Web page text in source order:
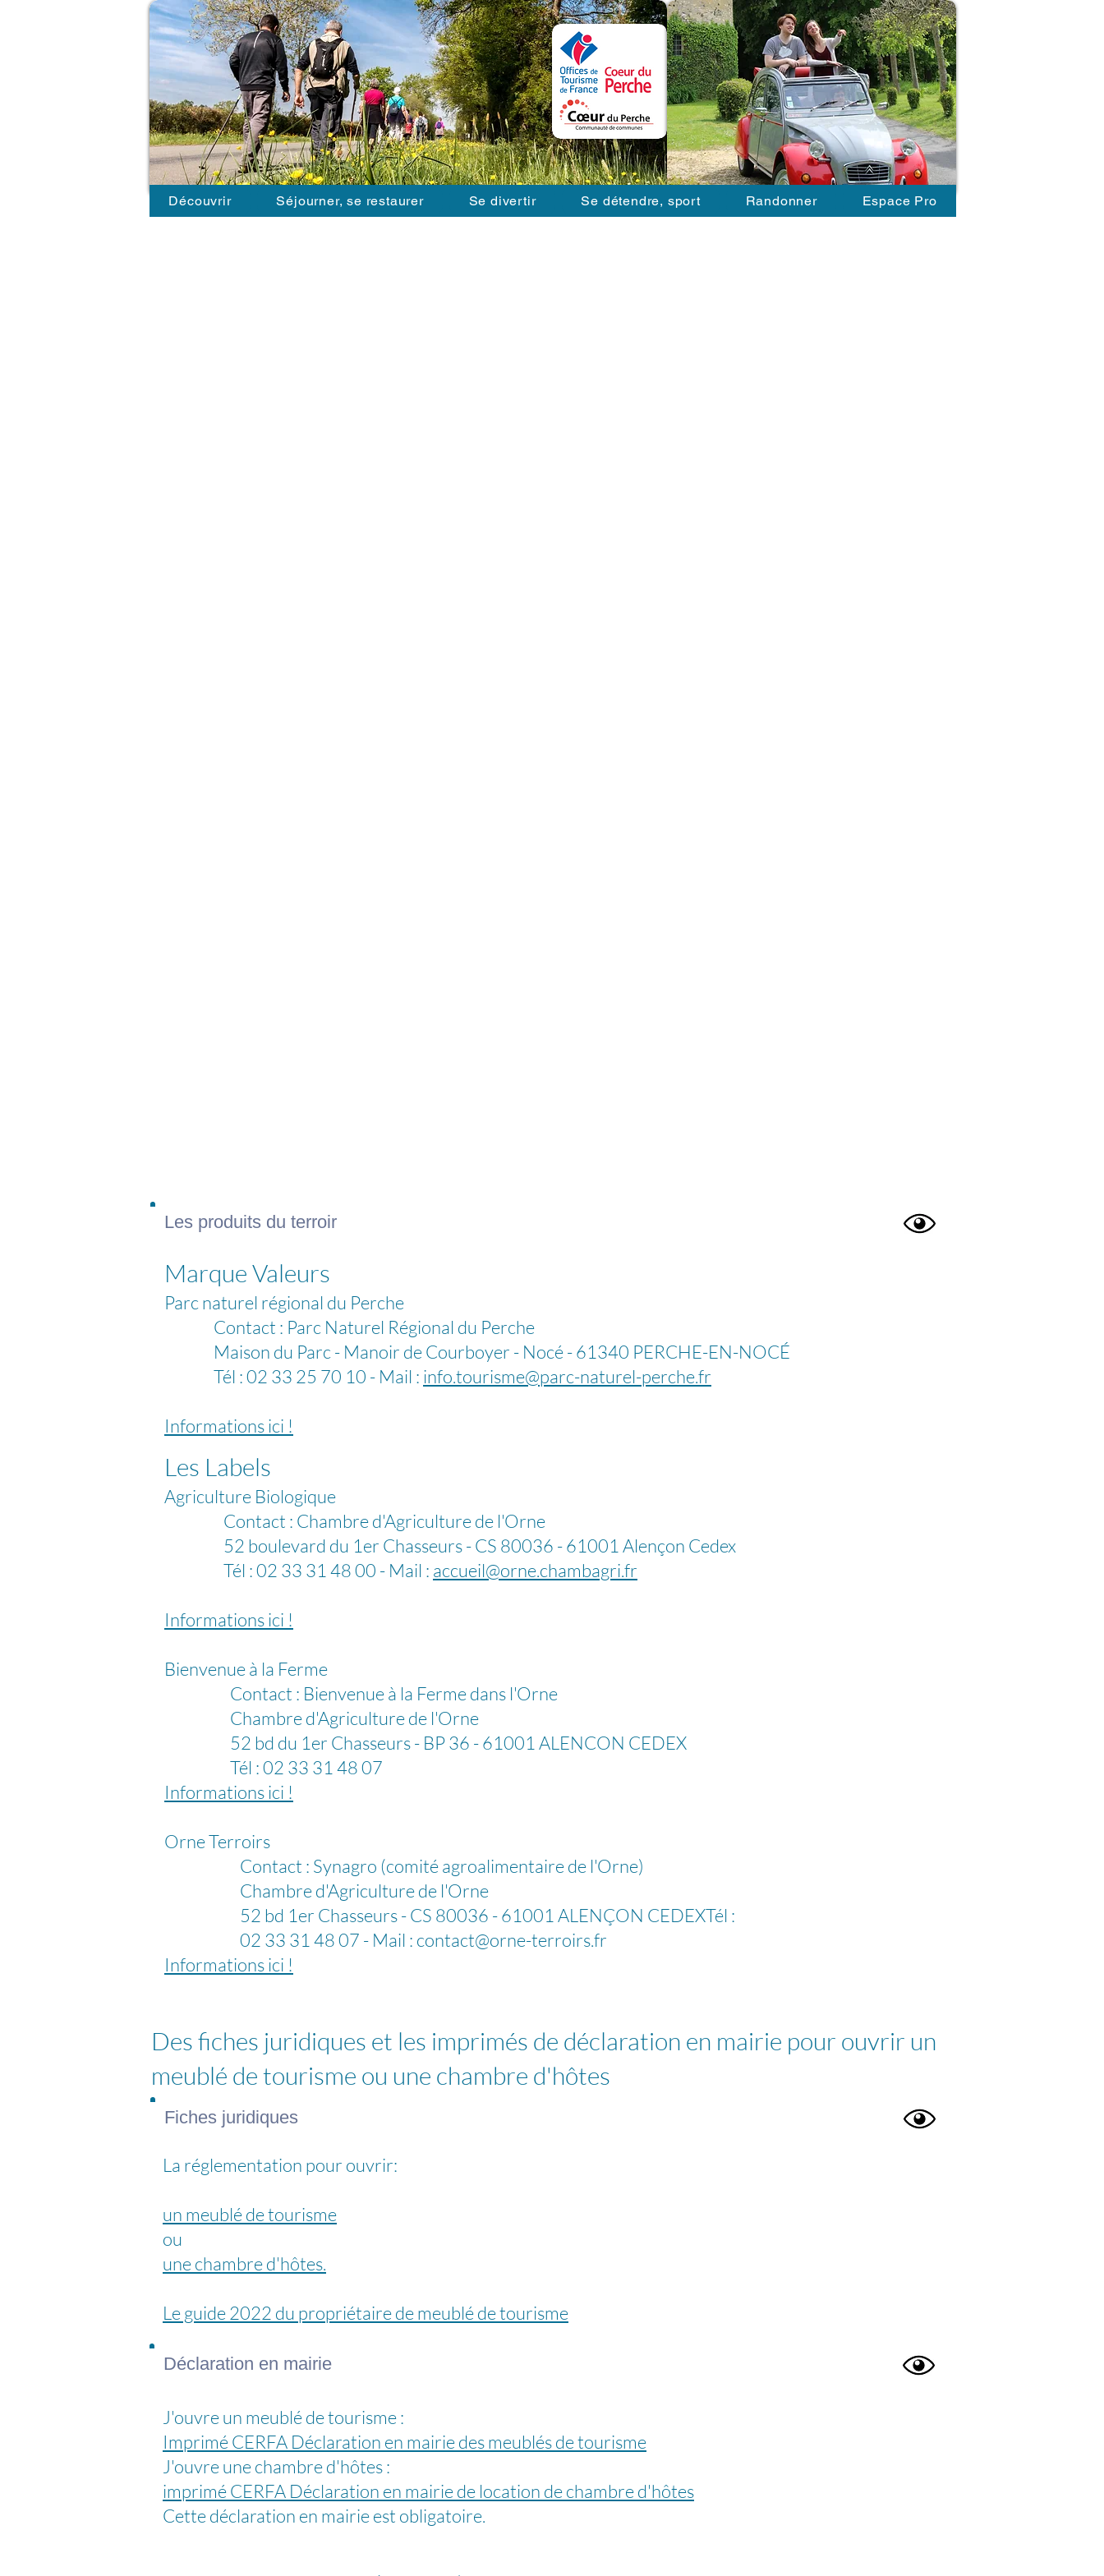
Les produits du terroir
Marque Valeurs
Parc naturel régional du Perche
Contact : Parc Naturel Régional du Perche
Maison du Parc - Manoir de Courboyer - Nocé - 61340 PERCHE-EN-NOCÉ
Tél : 02 33 25 70 10 - Mail : info.tourisme@parc-naturel-perche.fr
Informations ici !
Les Labels
Agriculture Biologique
Contact : Chambre d'Agriculture de l'Orne
52 boulevard du 1er Chasseurs - CS 80036 - 61001 Alençon Cedex
Tél : 02 33 31 48 00 - Mail : accueil@orne.chambagri.fr
Informations ici !
Bienvenue à la Ferme
Contact : Bienvenue à la Ferme dans l'Orne
Chambre d'Agriculture de l'Orne
52 bd du 1er Chasseurs - BP 36 - 61001 ALENCON CEDEX
Tél : 02 33 31 48 07
Informations ici !
Orne Terroirs
Contact : Synagro (comité agroalimentaire de l'Orne)
Chambre d'Agriculture de l'Orne
52 bd 1er Chasseurs - CS 80036 - 61001 ALENÇON CEDEXTél :
02 33 31 48 07 - Mail : contact@orne-terroirs.fr
Informations ici !
Des fiches juridiques et les imprimés de déclaration en mairie pour ouvrir un
meublé de tourisme ou une chambre d'hôtes
Fiches juridiques
La réglementation pour ouvrir:
un meublé de tourisme
ou ​
une chambre d'hôtes.
Le guide 2022 du propriétaire de meublé de tourisme
Déclaration en mairie
J'ouvre un meublé de tourisme :
Imprimé CERFA Déclaration en mairie des meublés de tourisme
J'ouvre une chambre d'hôtes :
imprimé CERFA Déclaration en mairie de location de chambre d'hôtes
Cette déclaration en mairie est obligatoire.
Découvrir Séjourner, se restaurer Se divertir Se détendre, sport Randonner Espace Pro